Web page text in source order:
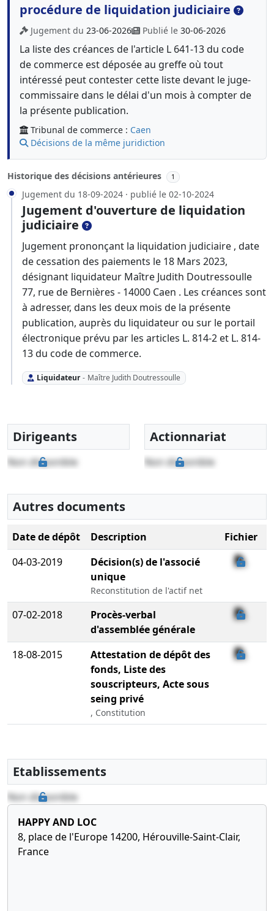
procédure de liquidation judiciaire
Jugement du 23-06-2026 Publié le 30-06-2026
La liste des créances de l'article L 641-13 du code
de commerce est déposée au greffe où tout
intéressé peut contester cette liste devant le juge-
commissaire dans le délai d'un mois à compter de
la présente publication.
Tribunal de commerce : Caen
Décisions de la même juridiction
Historique des décisions antérieures 1
Jugement du 18-09-2024 · publié le 02-10-2024
Jugement d'ouverture de liquidation
judiciaire
Jugement prononçant la liquidation judiciaire , date
de cessation des paiements le 18 Mars 2023,
désignant liquidateur Maître Judith Doutressoulle
77, rue de Bernières - 14000 Caen . Les créances sont
à adresser, dans les deux mois de la présente
publication, auprès du liquidateur ou sur le portail
électronique prévu par les articles L. 814-2 et L. 814-
13 du code de commerce.
Liquidateur - Maître Judith Doutressoulle
Dirigeants
Non disponible
Actionnariat
Non disponible
Autres documents
Date de dépôt Description
Fichier
04-03-2019
Décision(s) de l'associé
unique
Reconstitution de l'actif net
07-02-2018
Procès-verbal
d'assemblée générale
18-08-2015
Attestation de dépôt des
fonds, Liste des
souscripteurs, Acte sous
seing privé
, Constitution
Etablissements
Non disponible
HAPPY AND LOC
8, place de l'Europe 14200, Hérouville-Saint-Clair,
France